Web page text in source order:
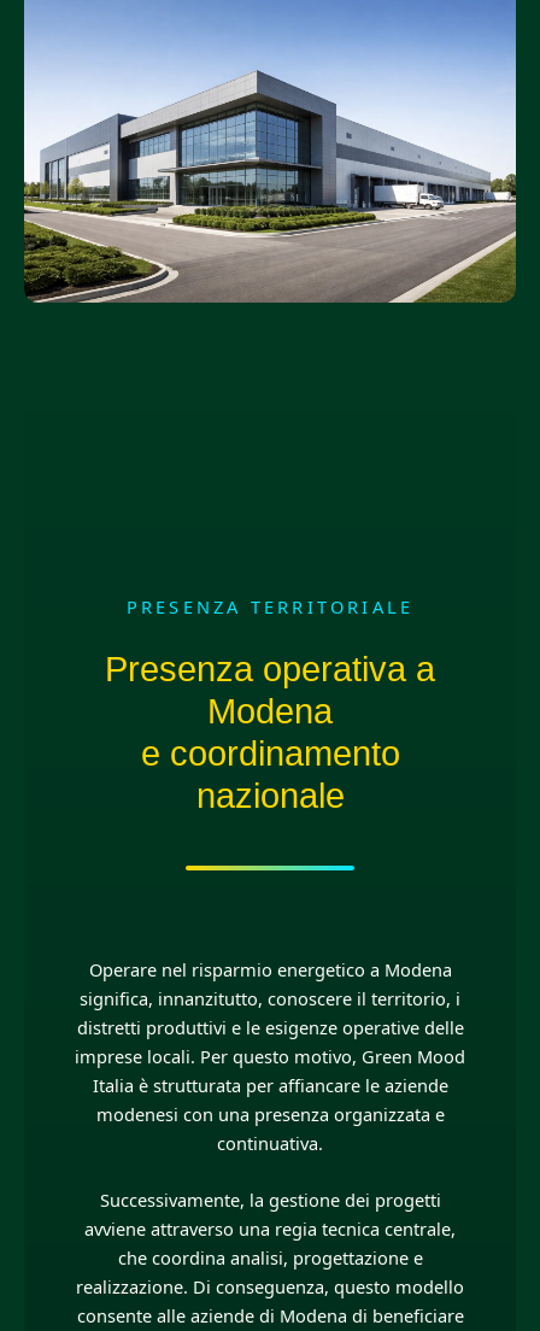
PRESENZA TERRITORIALE
Presenza operativa a
Modena
e coordinamento
nazionale
Operare nel risparmio energetico a Modena
significa, innanzitutto, conoscere il territorio, i
distretti produttivi e le esigenze operative delle
imprese locali. Per questo motivo, Green Mood
Italia è strutturata per affiancare le aziende
modenesi con una presenza organizzata e
continuativa.
Successivamente, la gestione dei progetti
avviene attraverso una regia tecnica centrale,
che coordina analisi, progettazione e
realizzazione. Di conseguenza, questo modello
consente alle aziende di Modena di beneficiare